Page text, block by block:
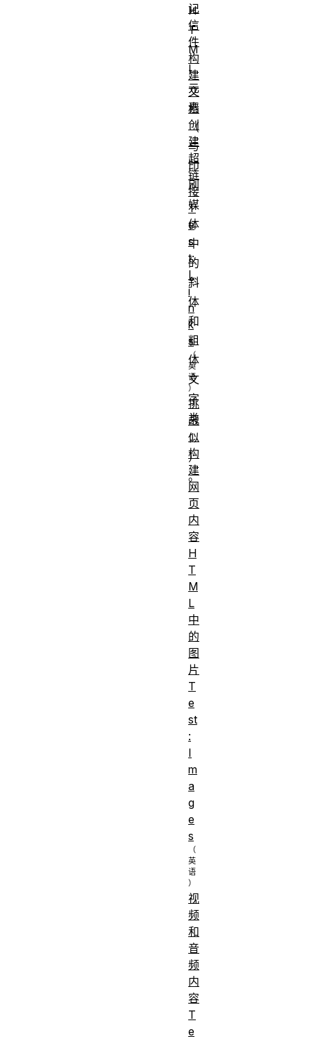
H
T
M
L
元
素
（
与
印
刷
媒
体
中
的
斜
体
和
粗
体
文
字
类
似
）
。
前
提：
学习
成
果：
记
信
件
构
建
文
档
创
建
超
链
接
T
e
s
t:
L
i
n
k
s
挑
战
：
构
建
网
页
内
容
H
T
M
L
中
的
图
片
T
e
st
:
I
m
a
g
e
s
视
频
和
音
频
内
容
T
e